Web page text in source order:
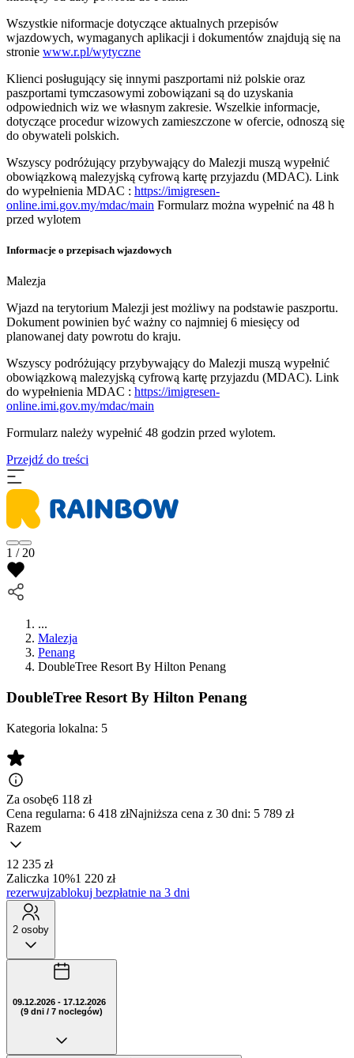
Wszystkie niformacje dotyczące aktualnych przepisów
wjazdowych, wymaganych aplikacji i dokumentów znajdują się na
stronie www.r.pl/wytyczne
Klienci posługujący się innymi paszportami niż polskie oraz
paszportami tymczasowymi zobowiązani są do uzyskania
odpowiednich wiz we własnym zakresie. Wszelkie informacje,
dotyczące procedur wizowych zamieszczone w ofercie, odnoszą się
do obywateli polskich.
Wszyscy podróżujący przybywający do Malezji muszą wypełnić
obowiązkową malezyjską cyfrową kartę przyjazdu (MDAC). Link
do wypełnienia MDAC : https://imigresen-
online.imi.gov.my/mdac/main Formularz można wypełnić na 48 h
przed wylotem
Informacje o przepisach wjazdowych
Malezja
Wjazd na terytorium Malezji jest możliwy na podstawie paszportu.
Dokument powinien być ważny co najmniej 6 miesięcy od
planowanej daty powrotu do kraju.
Wszyscy podróżujący przybywający do Malezji muszą wypełnić
obowiązkową malezyjską cyfrową kartę przyjazdu (MDAC). Link
do wypełnienia MDAC : https://imigresen-
online.imi.gov.my/mdac/main
Formularz należy wypełnić 48 godzin przed wylotem.
Przejdź do treści
1 / 20
...
Malezja
Penang
DoubleTree Resort By Hilton Penang
DoubleTree Resort By Hilton Penang
Kategoria lokalna: 5
Za osobę6 118 zł
Cena regularna: 6 418 złNajniższa cena z 30 dni: 5 789 zł
Razem
12 235 zł
Zaliczka 10%1 220 zł
rezerwujzablokuj bezpłatnie na 3 dni
2 osoby
09.12.2026 - 17.12.2026
(9 dni / 7 noclegów)